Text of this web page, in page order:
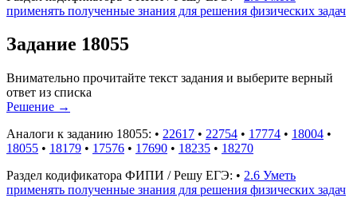
применять полученные знания для решения физических задач
Задание 18055
Внимательно прочитайте текст задания и выберите верный
ответ из списка
Решение →
Аналоги к заданию 18055: • 22617 • 22754 • 17774 • 18004 •
18055 • 18179 • 17576 • 17690 • 18235 • 18270
Раздел кодификатора ФИПИ / Решу ЕГЭ: • 2.6 Уметь
применять полученные знания для решения физических задач